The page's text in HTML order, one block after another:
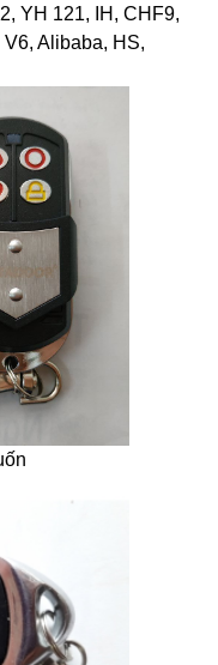
YH 121, IH, CHF9,
Alibaba, HS,